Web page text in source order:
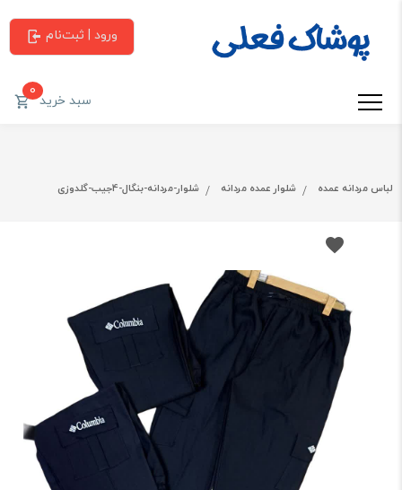
ورود | ثبت‌نام
سبد خرید0
لباس مردانه عمده شلوار عمده مردانه شلوار-مردانه-بنگال-4جیب-گلدوزی